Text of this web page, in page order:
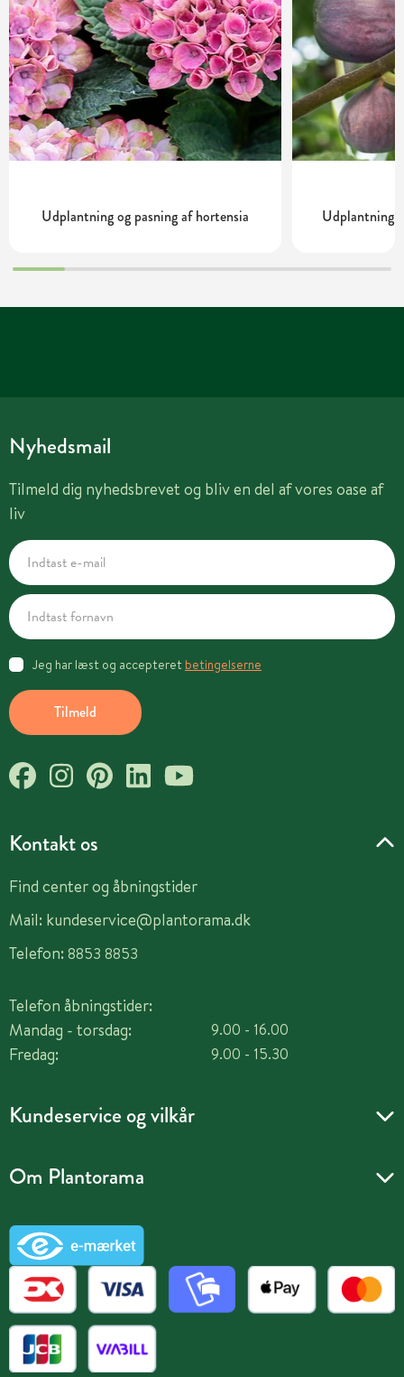
Udplantning og pasning af hortensia Udplantning
Kontakt os
Find center og åbningstider
Mail: kundeservice@plantorama.dk
Telefon: 8853 8853
Telefon åbningstider:
Mandag - torsdag:
Fredag:
9.00 - 16.00
9.00 - 15.30
Kundeservice og vilkår
Om Plantorama
Nyhedsmail
Tilmeld dig nyhedsbrevet og bliv en del af vores oase af
liv
Tilmeld
Jeg har læst og accepteret betingelserne